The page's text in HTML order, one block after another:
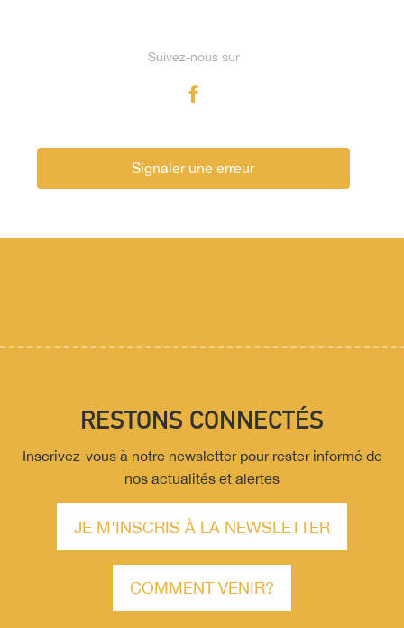
Suivez-nous sur
Signaler une erreur
RESTONS CONNECTÉS
Inscrivez-vous à notre newsletter pour rester informé de
nos actualités et alertes
JE M'INSCRIS À LA NEWSLETTER
COMMENT VENIR?